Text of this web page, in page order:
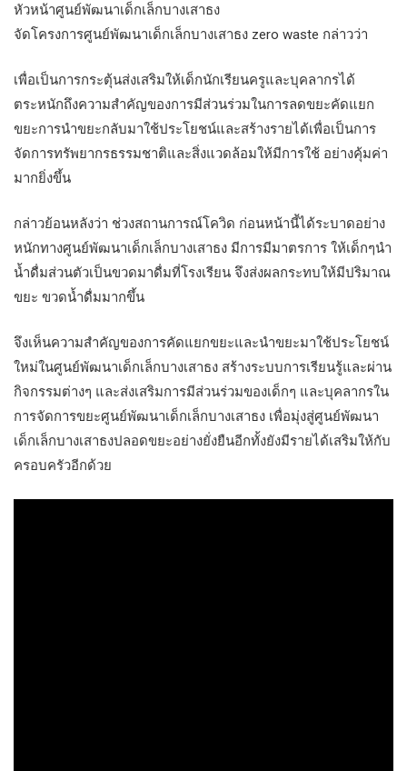
หัวหน้าศูนย์พัฒนาเด็กเล็กบางเสาธง
จัดโครงการศูนย์พัฒนาเด็กเล็กบางเสาธง zero waste กล่าวว่า
เพื่อเป็นการกระตุ้นส่งเสริมให้เด็กนักเรียนครูและบุคลากรได้
ตระหนักถึงความสำคัญของการมีส่วนร่วมในการลดขยะคัดแยก
ขยะการนำขยะกลับมาใช้ประโยชน์และสร้างรายได้เพื่อเป็นการ
จัดการทรัพยากรธรรมชาติและสิ่งแวดล้อมให้มีการใช้ อย่างคุ้มค่า
มากยิ่งขึ้น
กล่าวย้อนหลังว่า ช่วงสถานการณ์โควิด ก่อนหน้านี้ได้ระบาดอย่าง
หนักทางศูนย์พัฒนาเด็กเล็กบางเสาธง มีการมีมาตรการ ให้เด็กๆนำ
น้ำดื่มส่วนตัวเป็นขวดมาดื่มที่โรงเรียน จึงส่งผลกระทบให้มีปริมาณ
ขยะ ขวดน้ำดื่มมากขึ้น
จึงเห็นความสำคัญของการคัดแยกขยะและนำขยะมาใช้ประโยชน์
ใหม่ในศูนย์พัฒนาเด็กเล็กบางเสาธง สร้างระบบการเรียนรู้และผ่าน
กิจกรรมต่างๆ และส่งเสริมการมีส่วนร่วมของเด็กๆ และบุคลากรใน
การจัดการขยะศูนย์พัฒนาเด็กเล็กบางเสาธง เพื่อมุ่งสู่ศูนย์พัฒนา
เด็กเล็กบางเสาธงปลอดขยะอย่างยั่งยืนอีกทั้งยังมีรายได้เสริมให้กับ
ครอบครัวอีกด้วย